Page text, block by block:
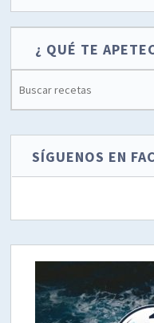
¿ QUÉ TE
SÍGUENOS EN